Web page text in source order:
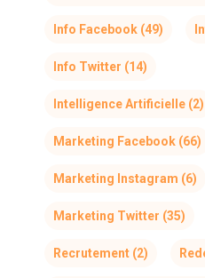
Info Facebook(49)
Info Twitter (14)
Intelligence Artificielle(2)
Marketing Facebook(66)
Marketing Instagram (6)
Marketing Twitter (35)
Recrutement(2)